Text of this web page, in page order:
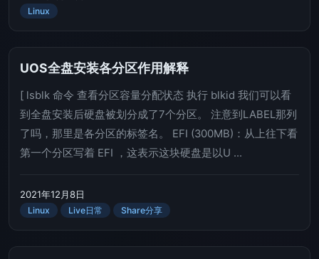
Linux
UOS全盘安装各分区作用解释
[ lsblk 命令 查看分区容量分配状态 执行 blkid 我们可以看
到全盘安装后硬盘被划分成了7个分区。 注意到LABEL那列
了吗，那里是各分区的标签名。 EFI (300MB)：从上往下看
第一个分区写着 EFI ，这表示这块硬盘是以U ...
2021年12月8日
Linux Live日常 Share分享